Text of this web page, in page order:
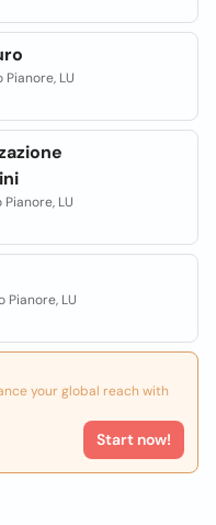
Pianore, LU
LU
Pianore, LU
your global reach with
Start now!